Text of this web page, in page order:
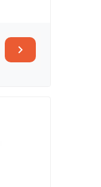
chevron_right